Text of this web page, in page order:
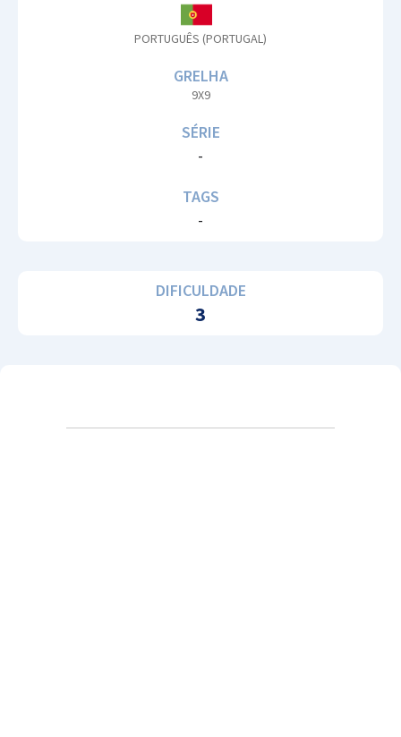
PORTUGUÊS (PORTUGAL)
GRELHA
9X9
SÉRIE
-
TAGS
-
DIFICULDADE
3